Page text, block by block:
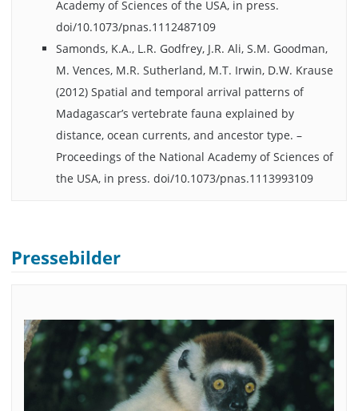
Academy of Sciences of the USA, in press.
doi/10.1073/pnas.1112487109
Samonds, K.A., L.R. Godfrey, J.R. Ali, S.M. Goodman,
M. Vences, M.R. Sutherland, M.T. Irwin, D.W. Krause
(2012) Spatial and temporal arrival patterns of
Madagascar’s vertebrate fauna explained by
distance, ocean currents, and ancestor type. –
Proceedings of the National Academy of Sciences of
the USA, in press. doi/10.1073/pnas.1113993109
Pressebilder